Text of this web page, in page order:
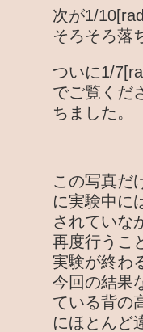
次が1/
そろそろ落
ついに1/
でご覧くだ
ちました。
この写真だ
に実験中に
されていな
再度行うこ
実験が終わ
今回の結果
ている背の
にほとんど